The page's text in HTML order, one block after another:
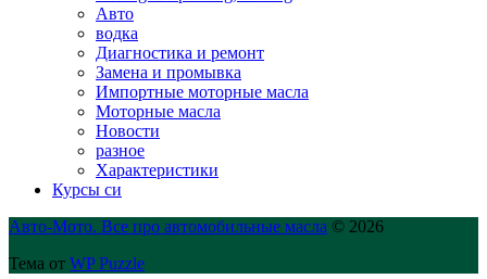
Авто
водка
Диагностика и ремонт
Замена и промывка
Импортные моторные масла
Моторные масла
Новости
разное
Характеристики
Курсы си
Авто-Мото. Все про автомобильные масла © 2026
Тема от WP Puzzle